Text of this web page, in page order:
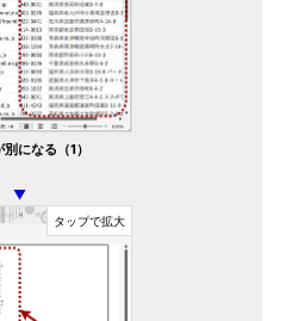
になる（1）
▼